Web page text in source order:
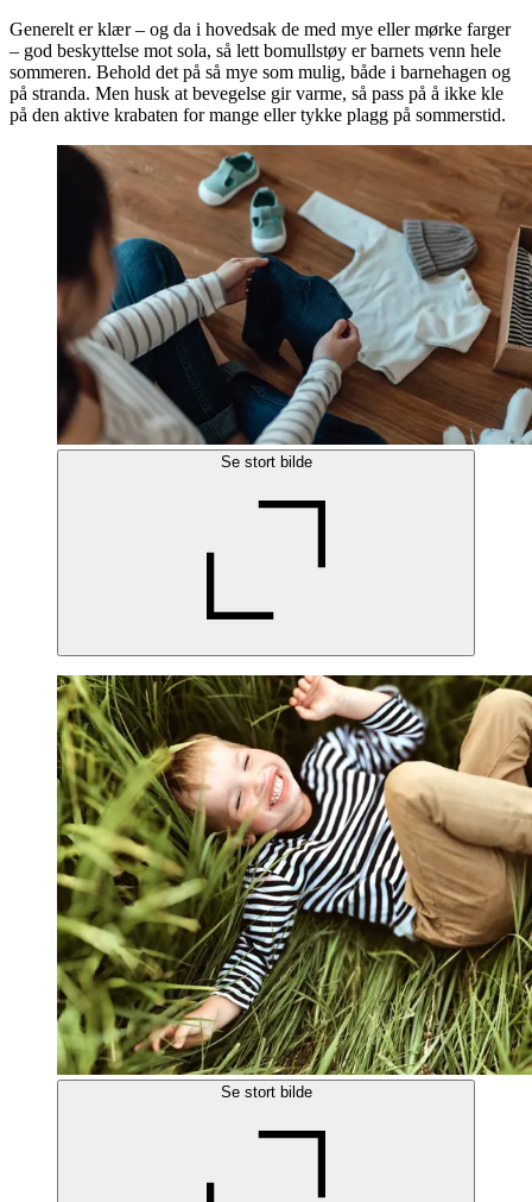
Generelt er klær – og da i hovedsak de med mye eller mørke farger
– god beskyttelse mot sola, så lett bomullstøy er barnets venn hele
sommeren. Behold det på så mye som mulig, både i barnehagen og
på stranda. Men husk at bevegelse gir varme, så pass på å ikke kle
på den aktive krabaten for mange eller tykke plagg på sommerstid.
Se stort bilde
Se stort bilde